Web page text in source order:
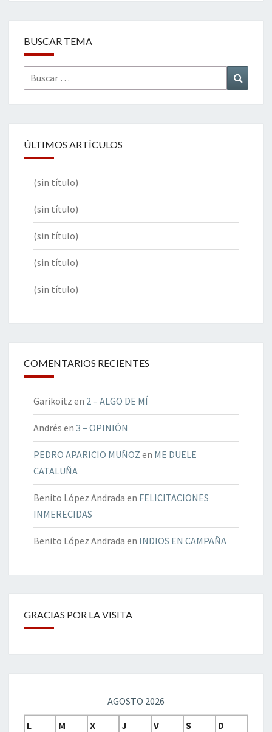
BUSCAR TEMA
Buscar
por:
ÚLTIMOS ARTÍCULOS
(sin título)
(sin título)
(sin título)
(sin título)
(sin título)
COMENTARIOS RECIENTES
Garikoitz en 2 – ALGO DE MÍ
Andrés en 3 – OPINIÓN
PEDRO APARICIO MUÑOZ en ME DUELE
CATALUÑA
Benito López Andrada en FELICITACIONES
INMERECIDAS
Benito López Andrada en INDIOS EN CAMPAÑA
GRACIAS POR LA VISITA
AGOSTO 2026
L
M X J V S
D